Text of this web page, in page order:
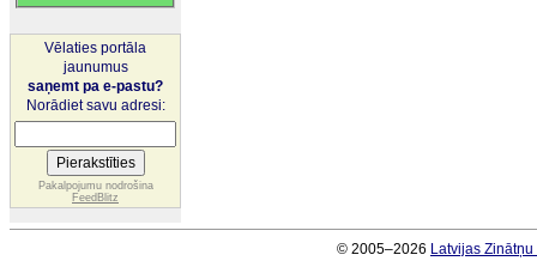
Vēlaties portāla
jaunumus
saņemt pa e-pastu?
Norādiet savu adresi:
Pakalpojumu nodrošina
FeedBlitz
© 2005–2026 Latvijas